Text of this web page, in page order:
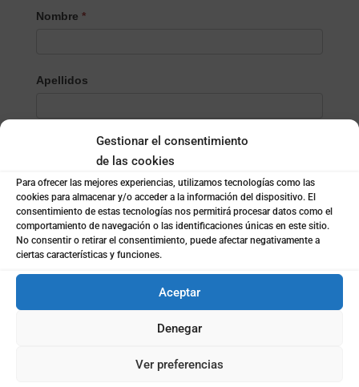
Gestionar el consentimiento
de las cookies
Para ofrecer las mejores experiencias, utilizamos tecnologías como las
cookies para almacenar y/o acceder a la información del dispositivo. El
consentimiento de estas tecnologías nos permitirá procesar datos como el
comportamiento de navegación o las identificaciones únicas en este sitio.
No consentir o retirar el consentimiento, puede afectar negativamente a
ciertas características y funciones.
Aceptar
Denegar
Ver preferencias
el
Nombre *
Apellidos
Teléfono*
Localidad*
¿Empresa o particular? *